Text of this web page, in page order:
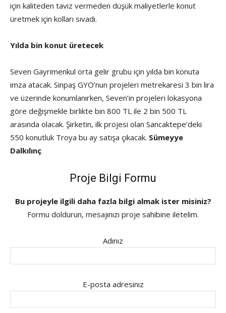
için kaliteden taviz vermeden düşük maliyetlerle konut
üretmek için kolları sıvadı.
Yılda bin konut üretecek
Seven Gayrimenkul orta gelir grubu için yılda bin konuta
imza atacak. Sinpaş GYO’nun projeleri metrekaresi 3 bin lira
ve üzerinde konumlanırken, Seven’in projeleri lokasyona
göre değişmekle birlikte bin 800 TL ile 2 bin 500 TL
arasında olacak. Şirketin, ilk projesi olan Sancaktepe’deki
550 konutluk Troya bu ay satışa çıkacak. Sümeyye
Dalkılınç
Proje Bilgi Formu
Bu projeyle ilgili daha fazla bilgi almak ister misiniz?
Formu doldurun, mesajınızı proje sahibine iletelim.
Adınız
E-posta adresiniz